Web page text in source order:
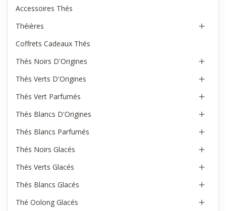
Accessoires Thés
Théières

Coffrets Cadeaux Thés
Thés Noirs D'Origines

Thés Verts D'Origines 
Thés Vert Parfumés 
Thés Blancs D'Origines 
Thés Blancs Parfumés 
Thés Noirs Glacés 
Thés Verts Glacés 
Thés Blancs Glacés 
Thé Oolong Glacés 